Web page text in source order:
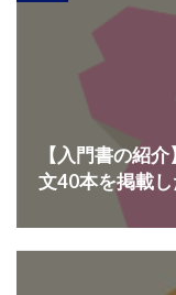
【入門書の紹
文40本を掲載